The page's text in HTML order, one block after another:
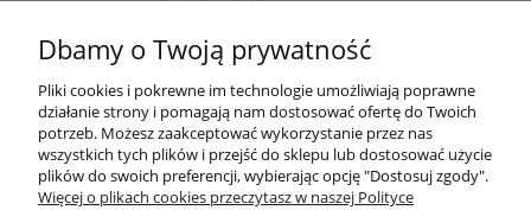
ul. Nakielska 266 85-391 Bydgoszcz
INFORMACJE
Dbamy o Twoją prywatność
Pliki cookies i pokrewne im technologie umożliwiają poprawne
działanie strony i pomagają nam dostosować ofertę do Twoich
potrzeb. Możesz zaakceptować wykorzystanie przez nas
wszystkich tych plików i przejść do sklepu lub dostosować użycie
plików do swoich preferencji, wybierając opcję "Dostosuj zgody".
Więcej o plikach cookies przeczytasz w naszej Polityce